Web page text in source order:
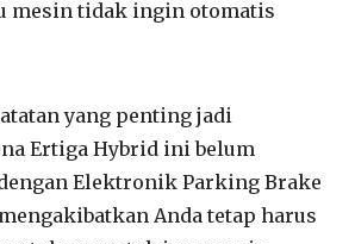
mesin tidak ingin otomatis
yang penting jadi
Ertiga Hybrid ini belum
Elektronik Parking Brake
Anda tetap harus